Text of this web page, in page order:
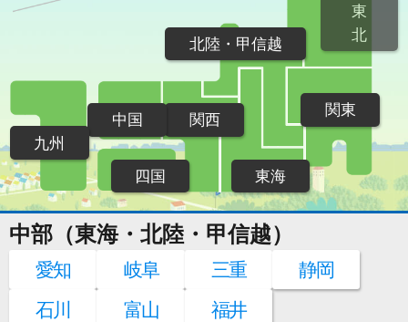
東
北
関東
北陸・甲信越
東海
関西
中国
四国
九州
中部（東海・北陸・甲信越）
愛知 岐阜 三重
静岡
石川
富山
福井